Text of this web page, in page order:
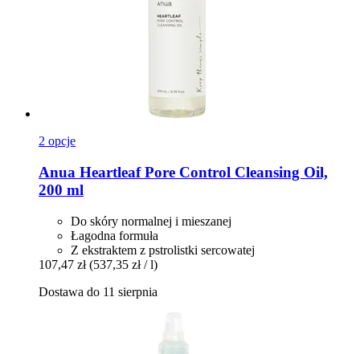
2 opcje
Anua Heartleaf Pore Control Cleansing Oil,
200 ml
Do skóry normalnej i mieszanej
Łagodna formuła
Z ekstraktem z pstrolistki sercowatej
107,47 zł (537,35 zł / l)
Dostawa do 11 sierpnia